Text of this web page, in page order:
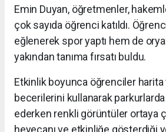
Emin Duyan, öğretmenler,
çok sayıda öğrenci katıldı.
eğlenerek spor yaptı hem de
yakından tanıma fırsatı buldu.
Etkinlik boyunca öğrenciler
becerilerini kullanarak
ederken renkli görüntüler ortaya
heyecanı ve etkinliğe gösterdiği